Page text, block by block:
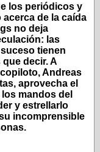
los periódicos y
de la caída
no deja
las
tienen
decir. A
Andreas
aprovecha el
mandos del
y estrellarlo
incomprensible